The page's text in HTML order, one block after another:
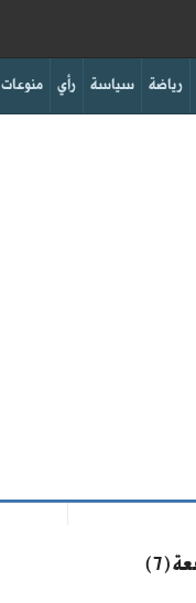
منوعات رأي سياسة رياضة
أمير الرياض يرعى تخريج الدفعة (7)